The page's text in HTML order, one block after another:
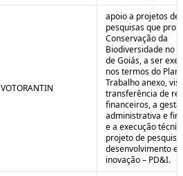
VOTORANTIN
apoio a projetos de
pesquisas que
Conservação da
Biodiversidade no
de Goiás, a ser
nos termos do
Trabalho anexo,
transferência de
financeiros, a
administrativa e
e a execução
projeto de pesquisa,
desenvolvimento e
inovação – PD&I.